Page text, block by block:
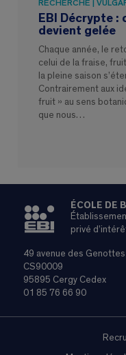
RECHERCHE |
EBI Décrypte
devient gelée
Chaque année, le
celui de la fraise,
la pleine saison
Contrairement aux
fruit » au sens
que nous…
ÉCOLE DE
privé
49 avenue des
CS90009
95895 Cergy Cedex
01 85 76 66 90